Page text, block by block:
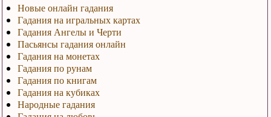
Новые онлайн гадания
Гадания на игральных картах
Гадания Ангелы и Черти
Пасьянсы гадания онлайн
Гадания на монетах
Гадания по рунам
Гадания по книгам
Гадания на кубиках
Народные гадания